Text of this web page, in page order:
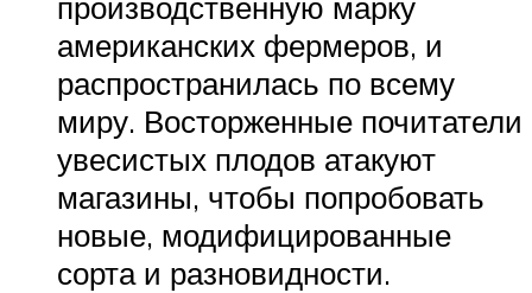
американских фермеров, и
распространилась по всему
миру. Восторженные почитатели
увесистых плодов атакуют
магазины, чтобы попробовать
новые, модифицированные
сорта и разновидности.